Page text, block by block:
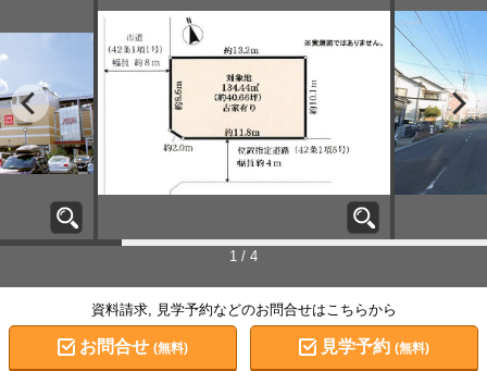
1 / 4
資料請求, 見学予約などのお問合せはこちらから
お問合せ (無料) 見学予約(無料)